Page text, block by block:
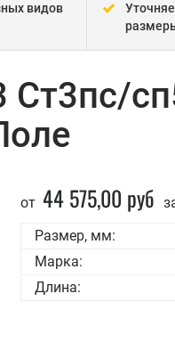
видов
Ст3пс/
от 44 575,00 руб
Размер, мм:
Марка:
Длина: